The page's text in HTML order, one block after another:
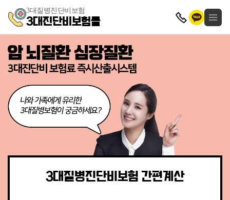
3대질병진단비보험
3대진단비보험몰
3대질병진단비보험 간편계산